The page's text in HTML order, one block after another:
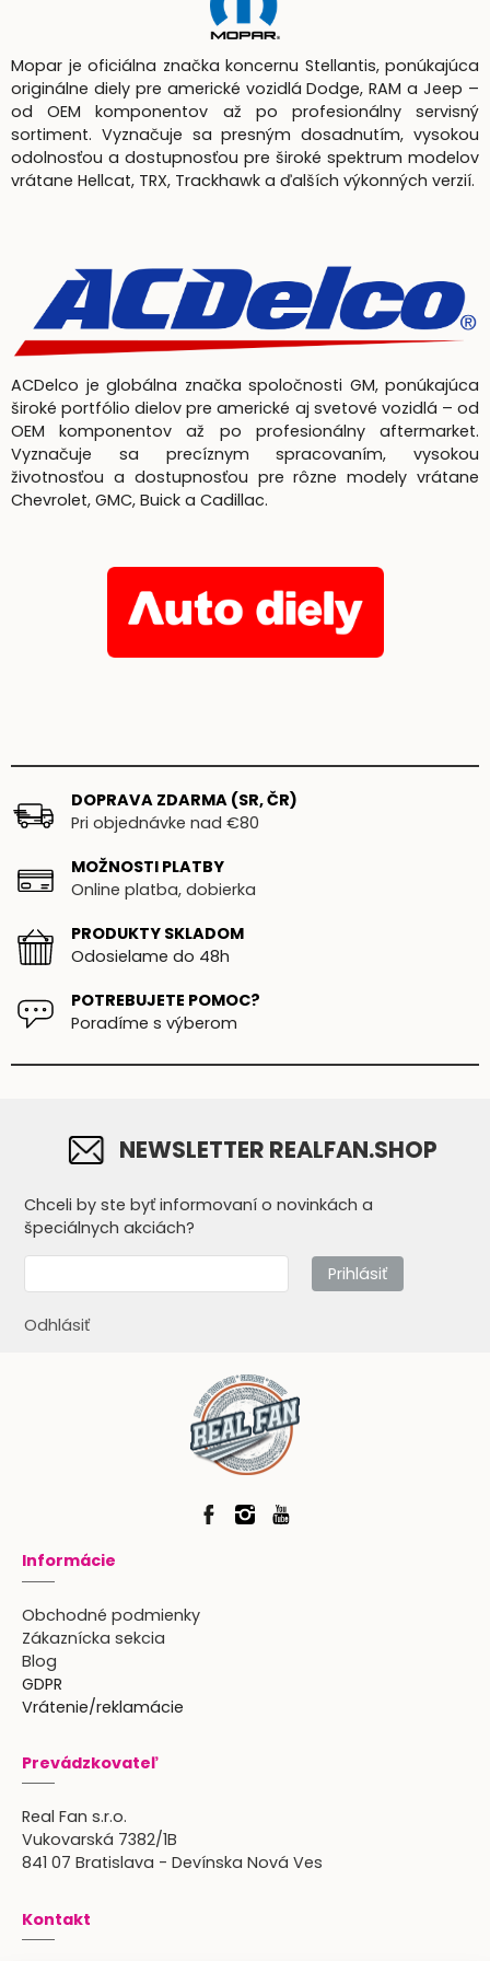
Mopar je oficiálna značka koncernu Stellantis, ponúkajúca
originálne diely pre americké vozidlá Dodge, RAM a Jeep –
od OEM komponentov až po profesionálny servisný
sortiment. Vyznačuje sa presným dosadnutím, vysokou
odolnosťou a dostupnosťou pre široké spektrum modelov
vrátane Hellcat, TRX, Trackhawk a ďalších výkonných verzií.
ACDelco je globálna značka spoločnosti GM, ponúkajúca
široké portfólio dielov pre americké aj svetové vozidlá – od
OEM komponentov až po profesionálny aftermarket.
Vyznačuje sa precíznym spracovaním, vysokou
životnosťou a dostupnosťou pre rôzne modely vrátane
Chevrolet, GMC, Buick a Cadillac.
DOPRAVA ZDARMA (SR, ČR)
Pri objednávke nad €80
MOŽNOSTI PLATBY
Online platba, dobierka
PRODUKTY SKLADOM
Odosielame do 48h
POTREBUJETE POMOC?
Poradíme s výberom
NEWSLETTER REALFAN.SHOP
Chceli by ste byť informovaní o novinkách a
špeciálnych akciách?
Prihlásiť
Odhlásiť
Informácie
Obchodné podmienky
Zákaznícka sekcia
Blog
GDPR
Vrátenie/reklamácie
Prevádzkovateľ
Real Fan s.r.o.
Vukovarská 7382/1B
841 07 Bratislava - Devínska Nová Ves
Kontakt